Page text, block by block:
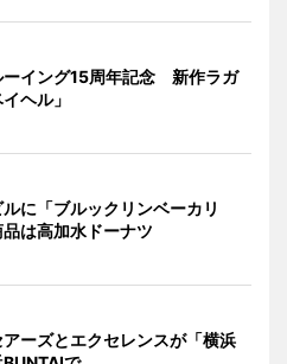
ーイング15周年記念 新作ラガ
ヘル」
に「ブルックリンベーカリ
は高加水ドーナツ
ーズとエクセレンスが「横浜